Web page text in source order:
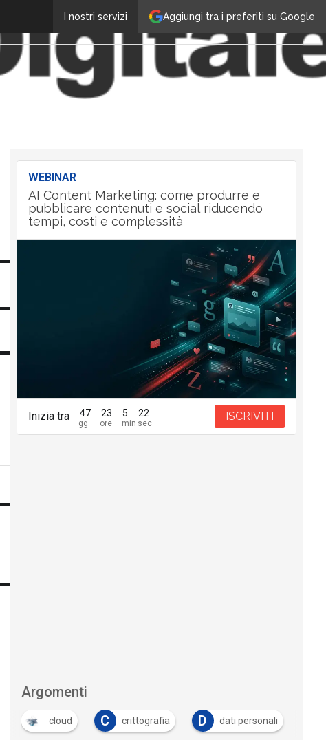
Aggiungi tra i preferiti su Google
I nostri servizi
WEBINAR
AI Content Marketing: come produrre e
pubblicare contenuti e social riducendo
tempi, costi e complessità
Inizia tra 47 23 5 20 ISCRIVITI
Argomenti
C crittografia D dati personali F Fake News